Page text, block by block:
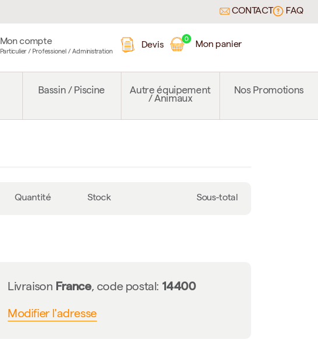
CONTACT FAQ
Mon compte
Particulier / Professionel / Administration
Devis
0
Mon panier
Bassin / Piscine
Autre équipement
/ Animaux
Nos Promotions
Quantité Stock Sous-total
Livraison France, code postal: 14400
Modifier l'adresse